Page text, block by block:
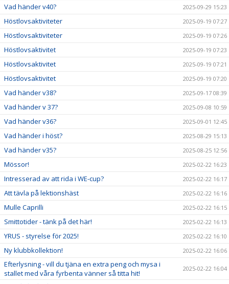
Vad händer v40? 2025-09-29 15:23
Höstlovsaktiviteter 2025-09-19 07:27
Höstlovsaktiviteter 2025-09-19 07:26
Höstlovsaktivitet 2025-09-19 07:23
Höstlovsaktivitet 2025-09-19 07:21
Höstlovsaktivitet 2025-09-19 07:20
Vad händer v38? 2025-09-17 08:39
Vad händer v 37? 2025-09-08 10:59
Vad händer v36? 2025-09-01 12:45
Vad händer i höst? 2025-08-29 15:13
Vad händer v35? 2025-08-25 12:56
Mössor! 2025-02-22 16:23
Intresserad av att rida i WE-cup? 2025-02-22 16:17
Att tävla på lektionshäst 2025-02-22 16:16
Mulle Caprilli 2025-02-22 16:15
Smittotider - tänk på det här! 2025-02-22 16:13
YRUS - styrelse för 2025! 2025-02-22 16:10
Ny klubbkollektion! 2025-02-22 16:06
Efterlysning - vill du tjäna en extra peng och mysa i
stallet med våra fyrbenta vänner så titta hit!
2025-02-22 16:04